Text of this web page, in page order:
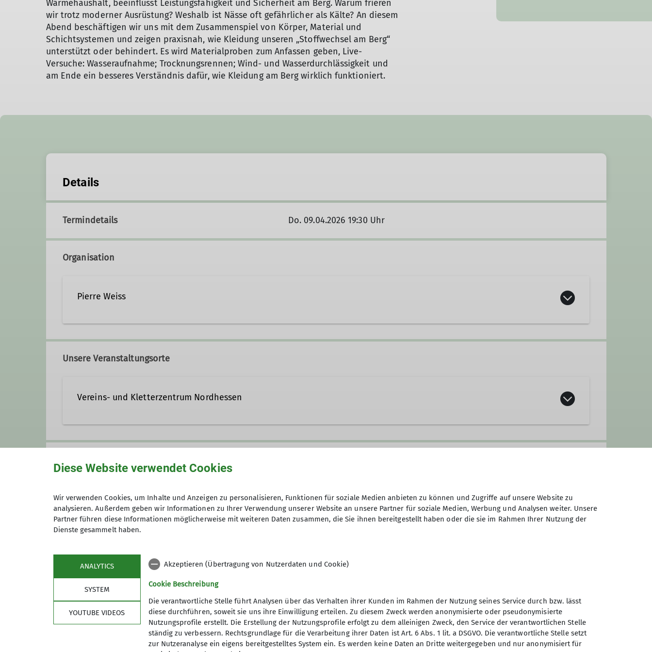
Wärmehaushalt, beeinflusst Leistungsfähigkeit und Sicherheit am Berg. Warum frieren
wir trotz moderner Ausrüstung? Weshalb ist Nässe oft gefährlicher als Kälte? An diesem
Abend beschäftigen wir uns mit dem Zusammenspiel von Körper, Material und
Schichtsystemen und zeigen praxisnah, wie Kleidung unseren „Stoffwechsel am Berg“
unterstützt oder behindert. Es wird Materialproben zum Anfassen geben, Live-
Versuche: Wasseraufnahme; Trocknungsrennen; Wind- und Wasserdurchlässigkeit und
am Ende ein besseres Verständnis dafür, wie Kleidung am Berg wirklich funktioniert.
Details
Termindetails Do. 09.04.2026 19:30 Uhr
Organisation
Pierre Weiss
Leitungsteam
Unsere Veranstaltungsorte
Vereins- und Kletterzentrum Nordhessen
34131 Kassel
Gruppe BEST - Bergsteigen und Bergwandern
Kontakt aufnehmen
Details
Sektion Gruppen im Fokus
Sektion Kassel des
Deutschen Alpenvereins e.V.
Diese Website verwendet Cookies
Wir verwenden Cookies, um Inhalte und Anzeigen zu personalisieren, Funktionen für soziale Medien anbieten zu können und Zugriffe auf unsere Website zu
analysieren. Außerdem geben wir Informationen zu Ihrer Verwendung unserer Website an unsere Partner für soziale Medien, Werbung und Analysen weiter. Unsere
Partner führen diese Informationen möglicherweise mit weiteren Daten zusammen, die Sie ihnen bereitgestellt haben oder die sie im Rahmen Ihrer Nutzung der
Dienste gesammelt haben.
ANALYTICS
SYSTEM
YOUTUBE VIDEOS
Akzeptieren (Übertragung von Nutzerdaten und Cookie)
Cookie Beschreibung
Die verantwortliche Stelle führt Analysen über das Verhalten ihrer Kunden im Rahmen der Nutzung seines Service durch bzw. lässt
diese durchführen, soweit sie uns ihre Einwilligung erteilen. Zu diesem Zweck werden anonymisierte oder pseudonymisierte
Nutzungsprofile erstellt. Die Erstellung der Nutzungsprofile erfolgt zu dem alleinigen Zweck, den Service der verantwortlichen Stelle
ständig zu verbessern. Rechtsgrundlage für die Verarbeitung ihrer Daten ist Art. 6 Abs. 1 lit. a DSGVO. Die verantwortliche Stelle setzt
zur Nutzeranalyse ein eigens bereitgestelltes System ein. Es werden keine Daten an Dritte weitergegeben und nur anonymisiert für